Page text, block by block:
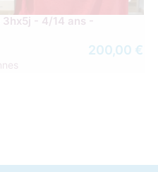
- 4/14 ans -
200,00 €